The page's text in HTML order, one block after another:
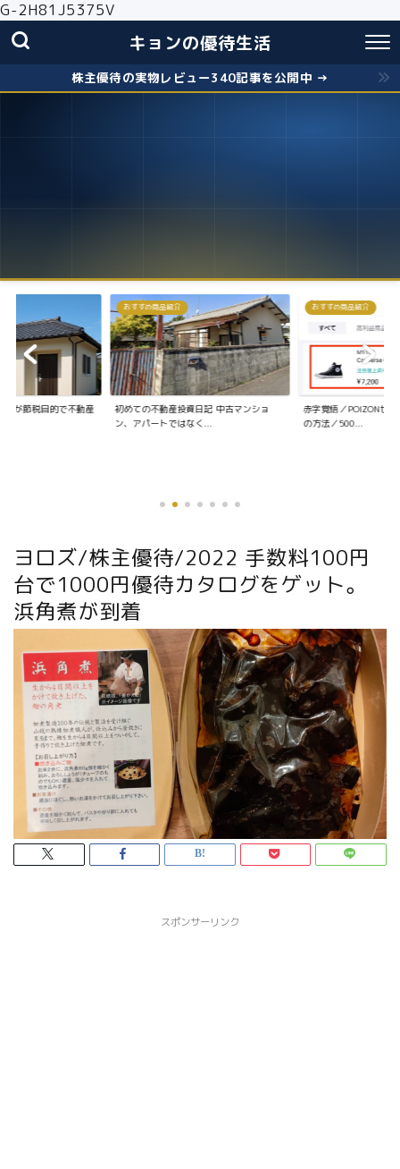
G-2H81J5375V
キョンの優待生活
株主優待の実物レビュー340記事を公開中 →
日記 中古マンショ
おすすめ商品紹介
赤字覚悟／POIZONせどりの仕入れ〜販売
の方法／500...
株主優待
失敗しないクロス取引
お得に株主優...
ヨロズ/株主優待/2022 手数料100円
台で1000円優待カタログをゲット。
浜角煮が到着
スポンサーリンク